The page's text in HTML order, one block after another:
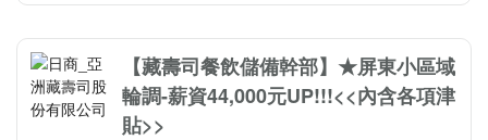
【藏壽司餐飲儲備幹部】★屏東小區域
輪調-薪資44,000元UP!!!<<內含各項津
貼>>